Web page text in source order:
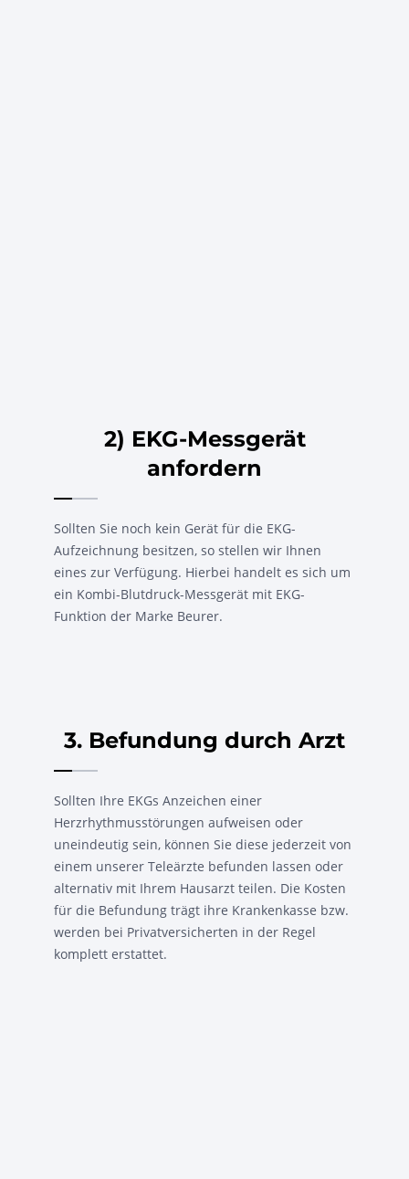
2) EKG-Messgerät
anfordern
Sollten Sie noch kein Gerät für die EKG-
Aufzeichnung besitzen, so stellen wir Ihnen
eines zur Verfügung. Hierbei handelt es sich um
ein Kombi-Blutdruck-Messgerät mit EKG-
Funktion der Marke Beurer.
3. Befundung durch Arzt
Sollten Ihre EKGs Anzeichen einer
Herzrhythmusstörungen aufweisen oder
uneindeutig sein, können Sie diese jederzeit von
einem unserer Teleärzte befunden lassen oder
alternativ mit Ihrem Hausarzt teilen. Die Kosten
für die Befundung trägt ihre Krankenkasse bzw.
werden bei Privatversicherten in der Regel
komplett erstattet.